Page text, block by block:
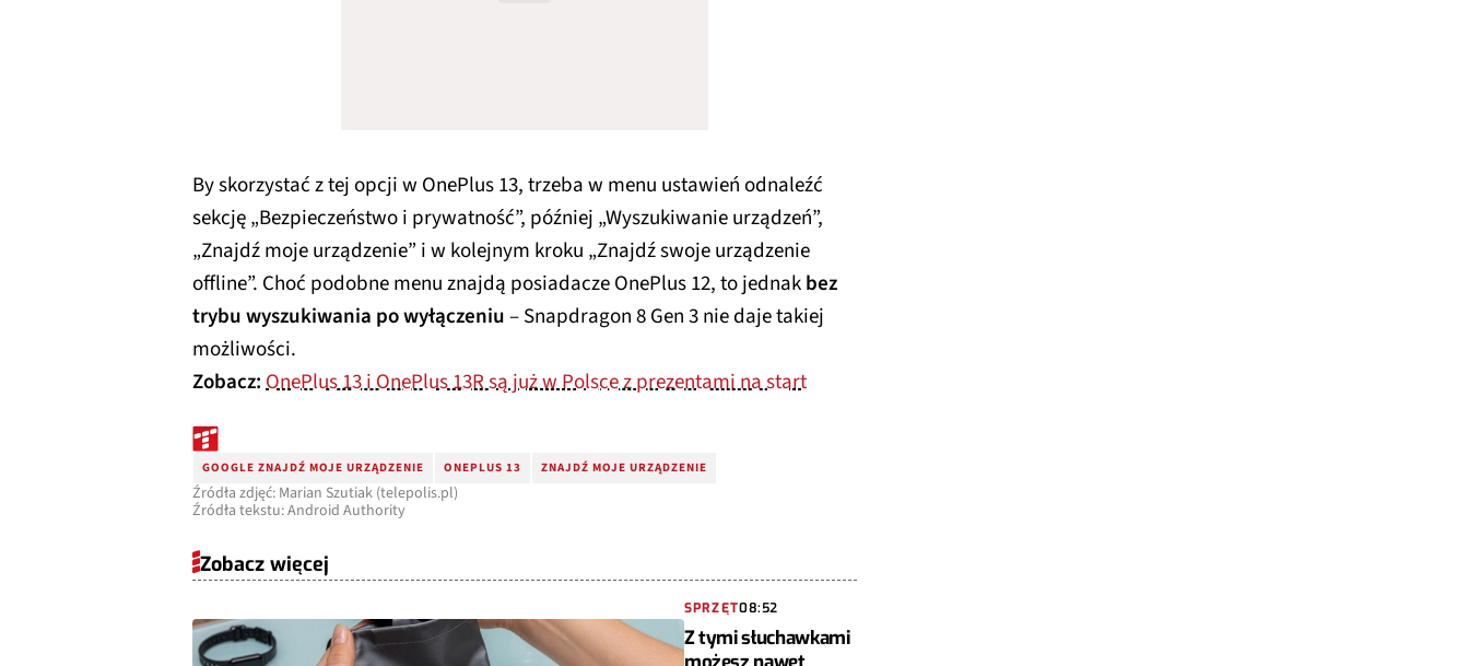
By skorzystać z tej opcji w OnePlus 13, trzeba w menu ustawień odnaleźć
sekcję „Bezpieczeństwo i prywatność”, później „Wyszukiwanie urządzeń”,
„Znajdź moje urządzenie” i w kolejnym kroku „Znajdź swoje urządzenie
offline”. Choć podobne menu znajdą posiadacze OnePlus 12, to jednakbez
trybu wyszukiwania po wyłączeniu– Snapdragon 8 Gen 3 nie daje takiej
możliwości.
Zobacz:OnePlus 13 i OnePlus 13R są już w Polsce z prezentami na start
GOOGLE ZNAJDŹ MOJE URZĄDZENIE ONEPLUS 13 ZNAJDŹ MOJE URZĄDZENIE
Źródła zdjęć: Marian Szutiak (telepolis.pl)
Źródła tekstu: Android Authority
Zobacz więcej
SPRZĘT08:52
Z tymi słuchawkami